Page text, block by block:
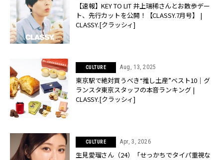
【速報】KEY TO LIT 井上瑞稀さんとお散歩デー
ト、先行カットを公開！【CLASSY.7月号】 |
CLASSY.[クラッシィ]
CULTURE Aug, 13, 2025
東京駅で絶対買うべき“推し土産”ベスト10｜グ
ランスタ東京スタッフの本音ランキング |
CLASSY.[クラッシィ]
CULTURE Apr, 3, 2026
生見愛瑠さん（24）「せっかちでタイパ重視な